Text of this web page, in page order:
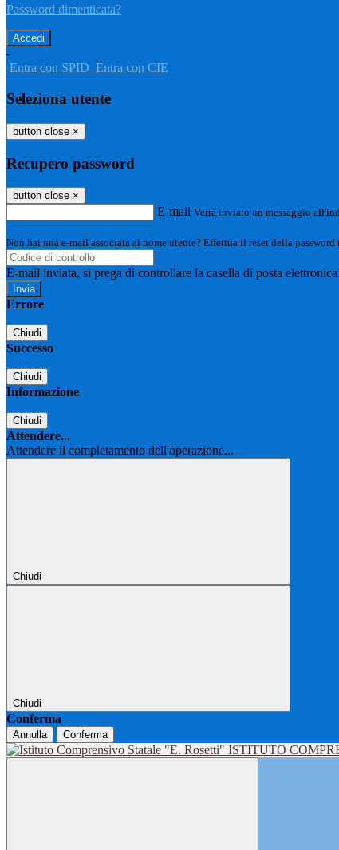
Password dimenticata?
-
Entra con SPID Entra con CIE
Seleziona utente
button close ×
Recupero password
button close ×
E-mail Verrà inviato un messaggio
Non hai una e-mail associata al nome utente? Effettua il reset della password
E-mail inviata, si prega di controllare la casella di posta
Errore
Chiudi
Successo
Chiudi
Informazione
Chiudi
Attendere...
Attendere il completamento dell'operazione...
Chiudi
Chiudi
Conferma
Annulla Conferma
ISTITUTO